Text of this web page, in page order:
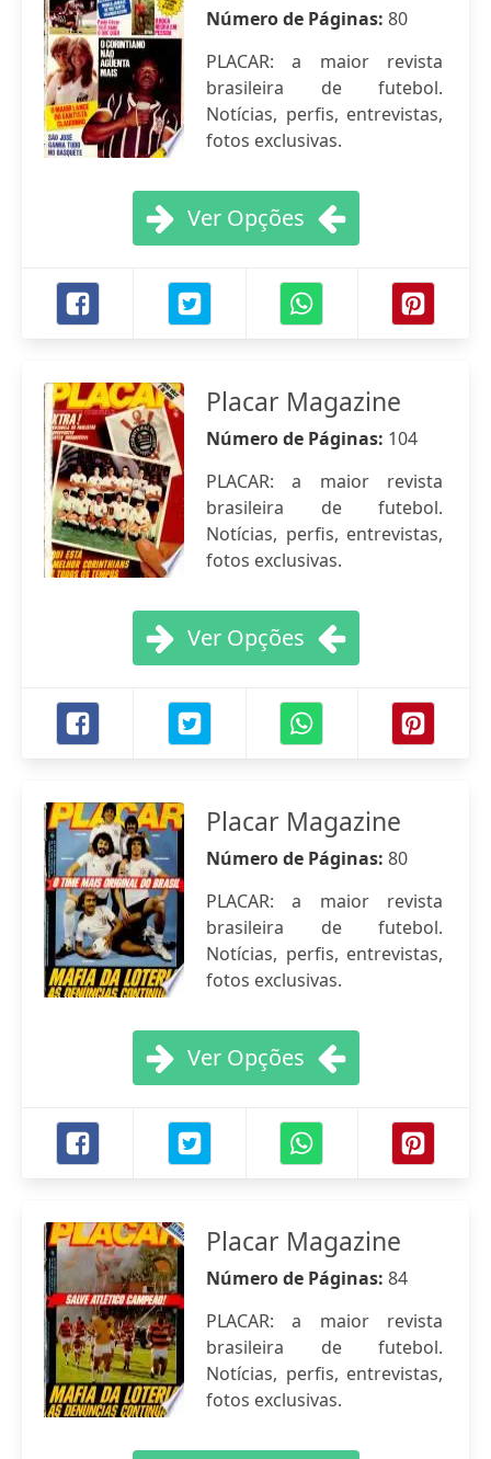
Número de Páginas: 80
PLACAR: a maior revista
brasileira de futebol.
Notícias, perfis, entrevistas,
fotos exclusivas.
Ver Opções
Placar Magazine
Número de Páginas: 104
PLACAR: a maior revista
brasileira de futebol.
Notícias, perfis, entrevistas,
fotos exclusivas.
Ver Opções
Placar Magazine
Número de Páginas: 80
PLACAR: a maior revista
brasileira de futebol.
Notícias, perfis, entrevistas,
fotos exclusivas.
Ver Opções
Placar Magazine
Número de Páginas: 84
PLACAR: a maior revista
brasileira de futebol.
Notícias, perfis, entrevistas,
fotos exclusivas.